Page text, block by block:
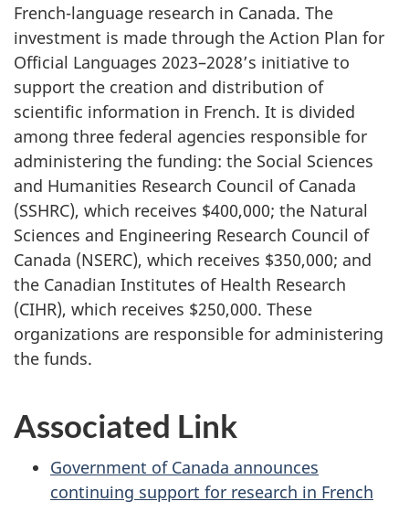
French-language research in Canada. The
investment is made through the Action Plan for
Official Languages 2023–2028’s initiative to
support the creation and distribution of
scientific information in French. It is divided
among three federal agencies responsible for
administering the funding: the Social Sciences
and Humanities Research Council of Canada
(SSHRC), which receives $400,000; the Natural
Sciences and Engineering Research Council of
Canada (NSERC), which receives $350,000; and
the Canadian Institutes of Health Research
(CIHR), which receives $250,000. These
organizations are responsible for administering
the funds.
Associated Link
Government of Canada announces
continuing support for research in French